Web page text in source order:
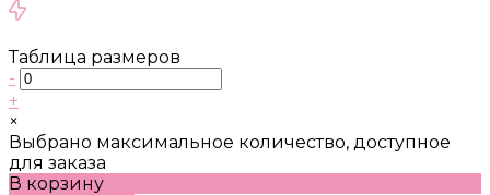
Таблица размеров
-
+
×
Выбрано максимальное количество, доступное
для заказа
В корзину